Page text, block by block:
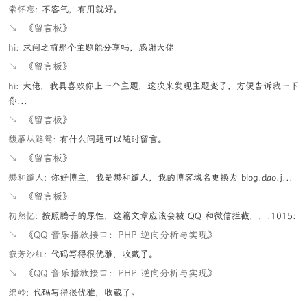
索怀忘: 不客气，有用就好。
↘ 《留言板》
hi: 求问之前那个主题能分享吗，感谢大佬
↘ 《留言板》
hi: 大佬，我具喜欢你上一个主题，这次来发现主题变了，方便告诉我一下
你...
↘ 《留言板》
馥雁从路鸳: 有什么问题可以随时留言。
↘ 《留言板》
懋和道人: 你好博主，我是懋和道人，我的博客域名更换为 blog.dao.j...
↘ 《留言板》
初然忆: 按照腾子的尿性，这篇文章应该会被 QQ 和微信拦截，，:1015:
↘ 《QQ 音乐播放接口：PHP 逆向分析与实现》
寂芳沙红: 代码写得很优雅，收藏了。
↘ 《QQ 音乐播放接口：PHP 逆向分析与实现》
绵岭: 代码写得很优雅，收藏了。